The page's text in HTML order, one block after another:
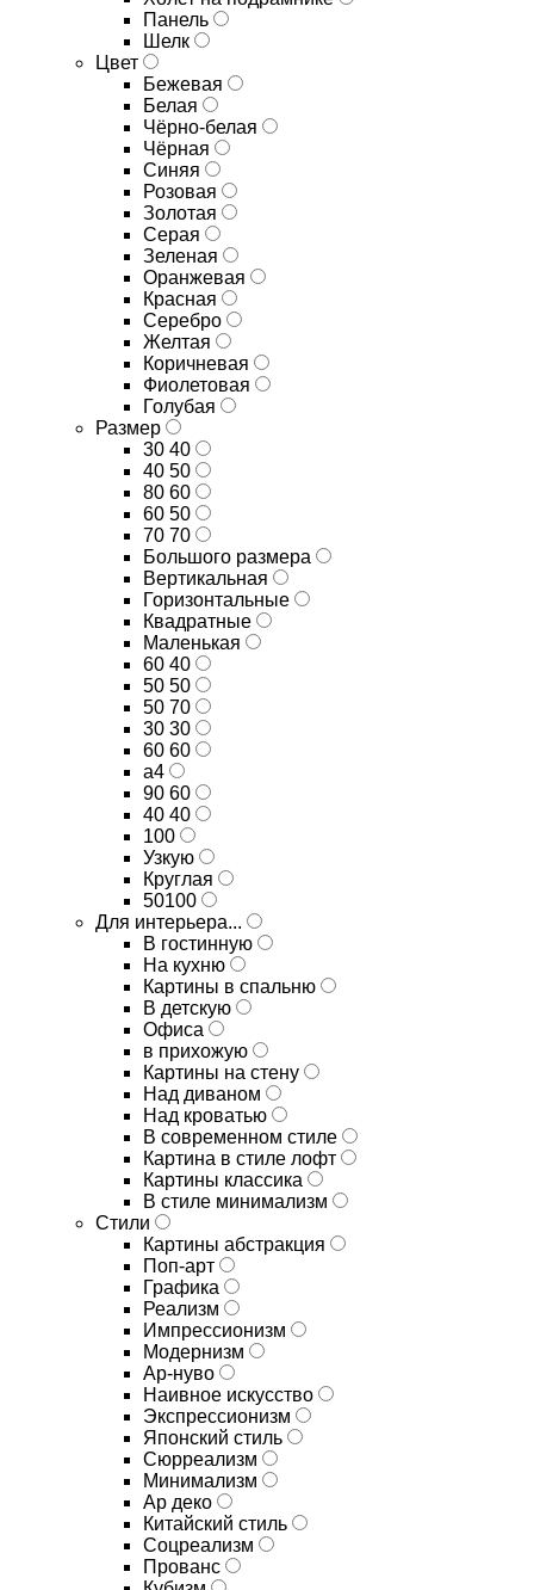
Панель
Шелк
Цвет
Бежевая
Белая
Чёрно-белая
Чёрная
Синяя
Розовая
Золотая
Серая
Зеленая
Оранжевая
Красная
Серебро
Желтая
Коричневая
Фиолетовая
Голубая
Размер
30 40
40 50
80 60
60 50
70 70
Большого размера
Вертикальная
Горизонтальные
Квадратные
Маленькая
60 40
50 50
50 70
30 30
60 60
а4
90 60
40 40
100
Узкую
Круглая
50100
Для интерьера...
В гостинную
На кухню
Картины в спальню
В детскую
Офиса
в прихожую
Картины на стену
Над диваном
Над кроватью
В современном стиле
Картина в стиле лофт
Картины классика
В стиле минимализм
Стили
Картины абстракция
Поп-арт
Графика
Реализм
Импрессионизм
Модернизм
Ар-нуво
Наивное искусство
Экспрессионизм
Японский стиль
Сюрреализм
Минимализм
Ар деко
Китайский стиль
Соцреализм
Прованс